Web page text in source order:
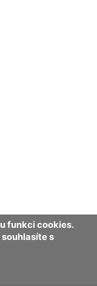
funkci cookies.
s